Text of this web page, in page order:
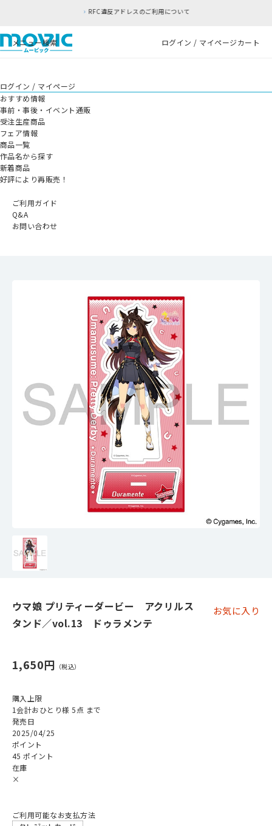
RFC違反アドレスのご利用について
メニュー検索 ログイン / マイページカート
ログイン / マイページ
おすすめ情報
事前・事後・イベント通販
受注生産商品
フェア情報
商品一覧
作品名から探す
新着商品
好評により再販売！
ご利用ガイド
Q&A
お問い合わせ
ウマ娘 プリティーダービー アクリルス
タンド／vol.13 ドゥラメンテ
お気に入り
1,650円
購入上限
1会計おひとり様 5点 まで
発売日
2025/04/25
ポイント
45 ポイント
在庫
×
ご利用可能なお支払方法